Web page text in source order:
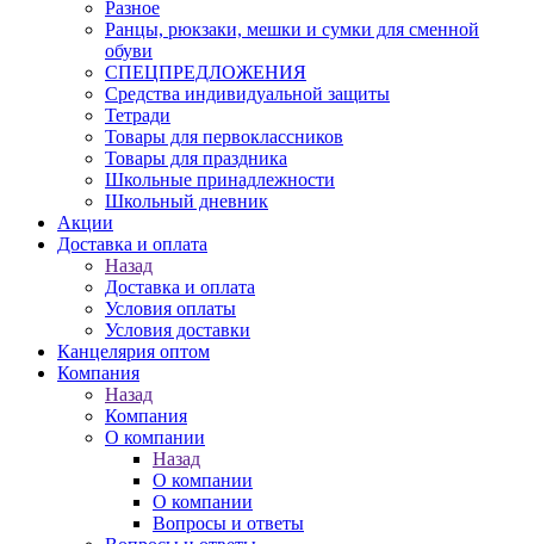
Разное
Ранцы, рюкзаки, мешки и сумки для сменной
обуви
СПЕЦПРЕДЛОЖЕНИЯ
Средства индивидуальной защиты
Тетради
Товары для первоклассников
Товары для праздника
Школьные принадлежности
Школьный дневник
Акции
Доставка и оплата
Назад
Доставка и оплата
Условия оплаты
Условия доставки
Канцелярия оптом
Компания
Назад
Компания
О компании
Назад
О компании
О компании
Вопросы и ответы